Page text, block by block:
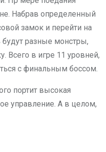
Набрав определенный
замок и перейти на
разные монстры,
Всего в игре 11 уровней,
с финальным боссом.
портит высокая
управление. А в целом,